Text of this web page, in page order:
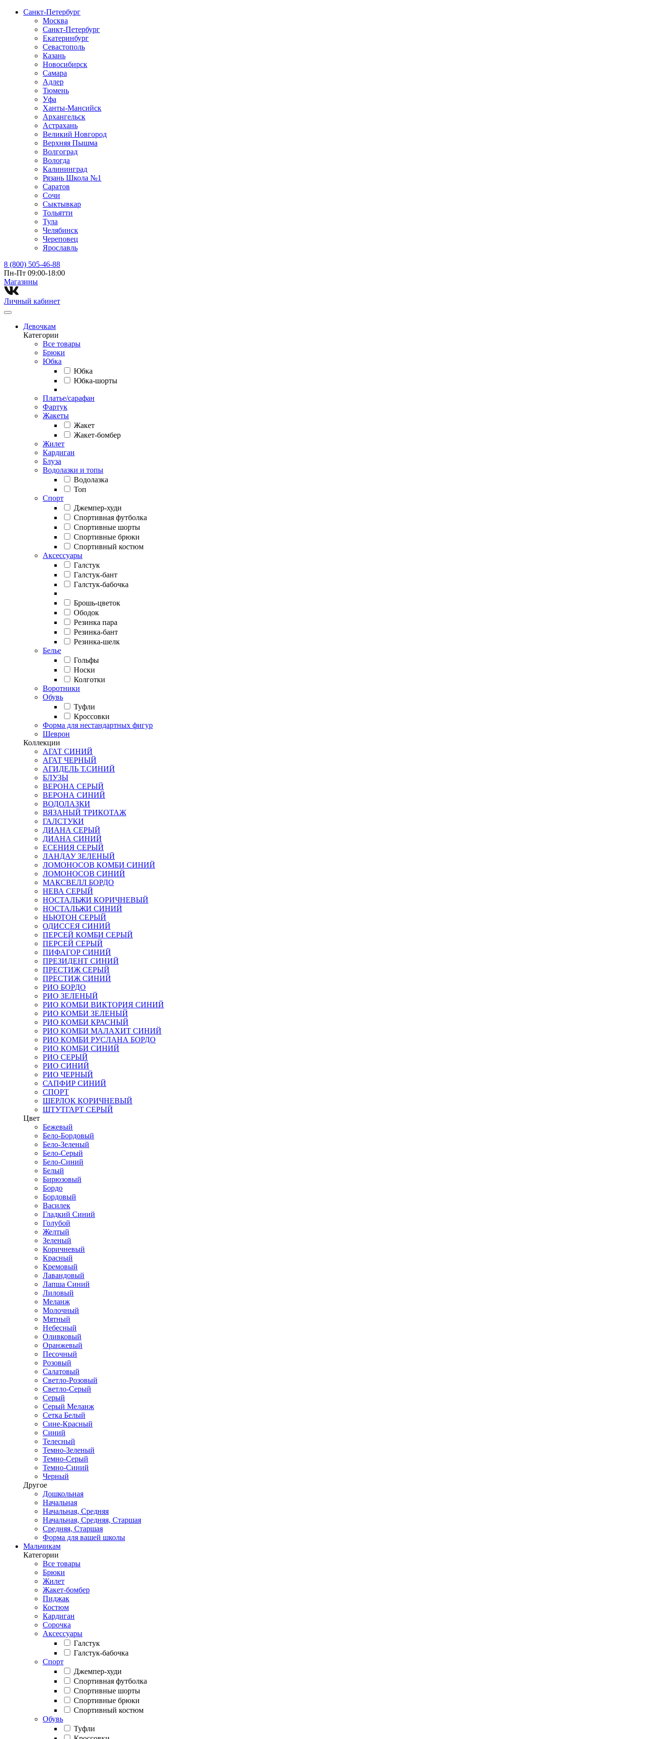
Санкт-Петербург
Москва
Санкт-Петербург
Екатеринбург
Севастополь
Казань
Новосибирск
Самара
Адлер
Тюмень
Уфа
Ханты-Мансийск
Архангельск
Астрахань
Великий Новгород
Верхняя Пышма
Волгоград
Вологда
Калининград
Рязань Школа №1
Саратов
Сочи
Сыктывкар
Тольятти
Тула
Челябинск
Череповец
Ярославль
8 (800) 505-46-88
Пн-Пт 09:00-18:00
Магазины⁠
Личный кабинет
Девочкам
Категории
Все товары
Брюки
Юбка
Юбка
Юбка-шорты
Платье/сарафан
Фартук
Жакеты
Жакет
Жакет-бомбер
Жилет
Кардиган
Блуза
Водолазки и топы
Водолазка
Топ
Спорт
Джемпер-худи
Спортивная футболка
Спортивные шорты
Спортивные брюки
Спортивный костюм
Аксессуары
Галстук
Галстук-бант
Галстук-бабочка
Брошь-цветок
Ободок
Резинка пара
Резинка-бант
Резинка-шелк
Белье
Гольфы
Носки
Колготки
Воротники
Обувь
Туфли
Кроссовки
Форма для нестандартных фигур
Шеврон
Коллекции
АГАТ СИНИЙ
АГАТ ЧЕРНЫЙ
АГИДЕЛЬ Т.СИНИЙ
БЛУЗЫ
ВЕРОНА СЕРЫЙ
ВЕРОНА СИНИЙ
ВОДОЛАЗКИ
ВЯЗАНЫЙ ТРИКОТАЖ
ГАЛСТУКИ
ДИАНА СЕРЫЙ
ДИАНА СИНИЙ
ЕСЕНИЯ СЕРЫЙ
ЛАНДАУ ЗЕЛЕНЫЙ
ЛОМОНОСОВ КОМБИ СИНИЙ
ЛОМОНОСОВ СИНИЙ
МАКСВЕЛЛ БОРДО
НЕВА СЕРЫЙ
НОСТАЛЬЖИ КОРИЧНЕВЫЙ
НОСТАЛЬЖИ СИНИЙ
НЬЮТОН СЕРЫЙ
ОДИССЕЯ СИНИЙ
ПЕРСЕЙ КОМБИ СЕРЫЙ
ПЕРСЕЙ СЕРЫЙ
ПИФАГОР СИНИЙ
ПРЕЗИДЕНТ СИНИЙ
ПРЕСТИЖ СЕРЫЙ
ПРЕСТИЖ СИНИЙ
РИО БОРДО
РИО ЗЕЛЕНЫЙ
РИО КОМБИ ВИКТОРИЯ СИНИЙ
РИО КОМБИ ЗЕЛЕНЫЙ
РИО КОМБИ КРАСНЫЙ
РИО КОМБИ МАЛАХИТ СИНИЙ
РИО КОМБИ РУСЛАНА БОРДО
РИО КОМБИ СИНИЙ
РИО СЕРЫЙ
РИО СИНИЙ
РИО ЧЕРНЫЙ
САПФИР СИНИЙ
СПОРТ
ШЕРЛОК КОРИЧНЕВЫЙ
ШТУТГАРТ СЕРЫЙ
Цвет
Бежевый
Бело-Бордовый
Бело-Зеленый
Бело-Серый
Бело-Синий
Белый
Бирюзовый
Бордо
Бордовый
Василек
Гладкий Синий
Голубой
Желтый
Зеленый
Коричневый
Красный
Кремовый
Лавандовый
Лапша Синий
Лиловый
Меланж
Молочный
Мятный
Небесный
Оливковый
Оранжевый
Песочный
Розовый
Салатовый
Светло-Розовый
Светло-Серый
Серый
Серый Меланж
Сетка Белый
Сине-Красный
Синий
Телесный
Темно-Зеленый
Темно-Серый
Темно-Синий
Черный
Другое
Дошкольная
Начальная
Начальная, Средняя
Начальная, Средняя, Старшая
Средняя, Старшая
Форма для вашей школы
Мальчикам
Категории
Все товары
Брюки
Жилет
Жакет-бомбер
Пиджак
Костюм
Кардиган
Сорочка
Аксессуары
Галстук
Галстук-бабочка
Спорт
Джемпер-худи
Спортивная футболка
Спортивные шорты
Спортивные брюки
Спортивный костюм
Обувь
Туфли